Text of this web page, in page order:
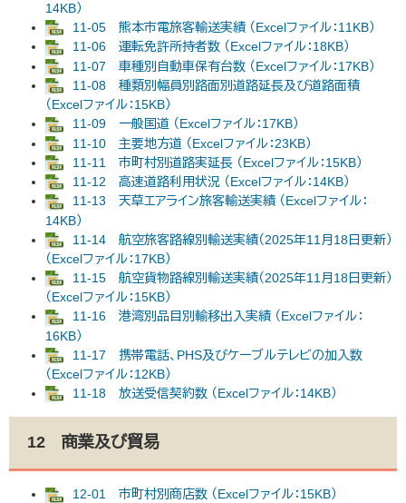
14KB）
11-05 熊本市電旅客輸送実績 （Excelファイル：11KB）
11-06 運転免許所持者数 （Excelファイル：18KB）
11-07 車種別自動車保有台数 （Excelファイル：17KB）
11-08 種類別幅員別路面別道路延長及び道路面積
（Excelファイル：15KB）
11-09 一般国道 （Excelファイル：17KB）
11-10 主要地方道 （Excelファイル：23KB）
11-11 市町村別道路実延長 （Excelファイル：15KB）
11-12 高速道路利用状況 （Excelファイル：14KB）
11-13 天草エアライン旅客輸送実績 （Excelファイル：
14KB）
11-14 航空旅客路線別輸送実績（2025年11月18日更新）
（Excelファイル：17KB）
11-15 航空貨物路線別輸送実績（2025年11月18日更新）
（Excelファイル：15KB）
11-16 港湾別品目別輸移出入実績 （Excelファイル：
16KB）
11-17 携帯電話、PHS及びケーブルテレビの加入数
（Excelファイル：12KB）
11-18 放送受信契約数 （Excelファイル：14KB）
12 商業及び貿易
12-01 市町村別商店数 （Excelファイル：15KB）